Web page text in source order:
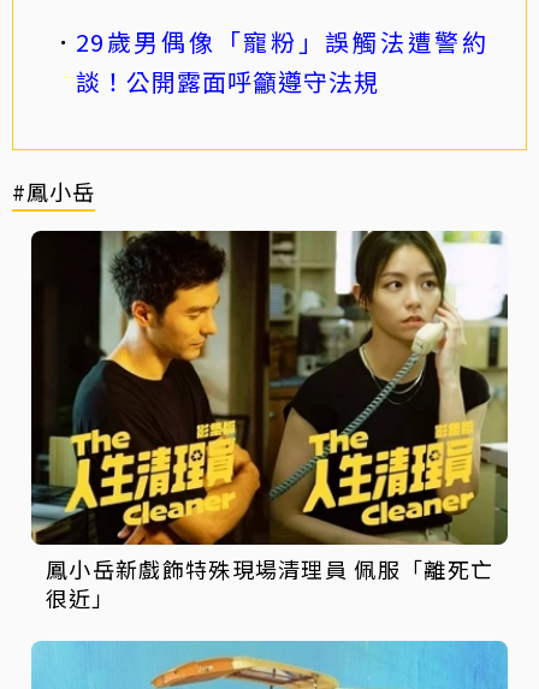
29歲男偶像「寵粉」誤觸法遭警約
談！公開露面呼籲遵守法規
#鳳小岳
鳳小岳新戲飾特殊現場清理員 佩服「離死亡
很近」